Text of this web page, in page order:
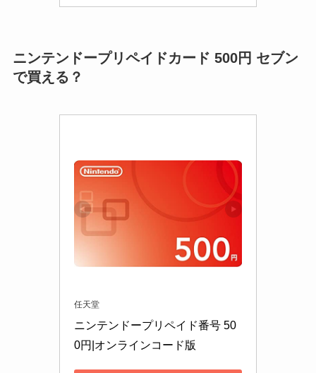
ニンテンドープリペイドカード 500円 セブン
で買える？
任天堂
ニンテンドープリペイド番号 50
0円|オンラインコード版